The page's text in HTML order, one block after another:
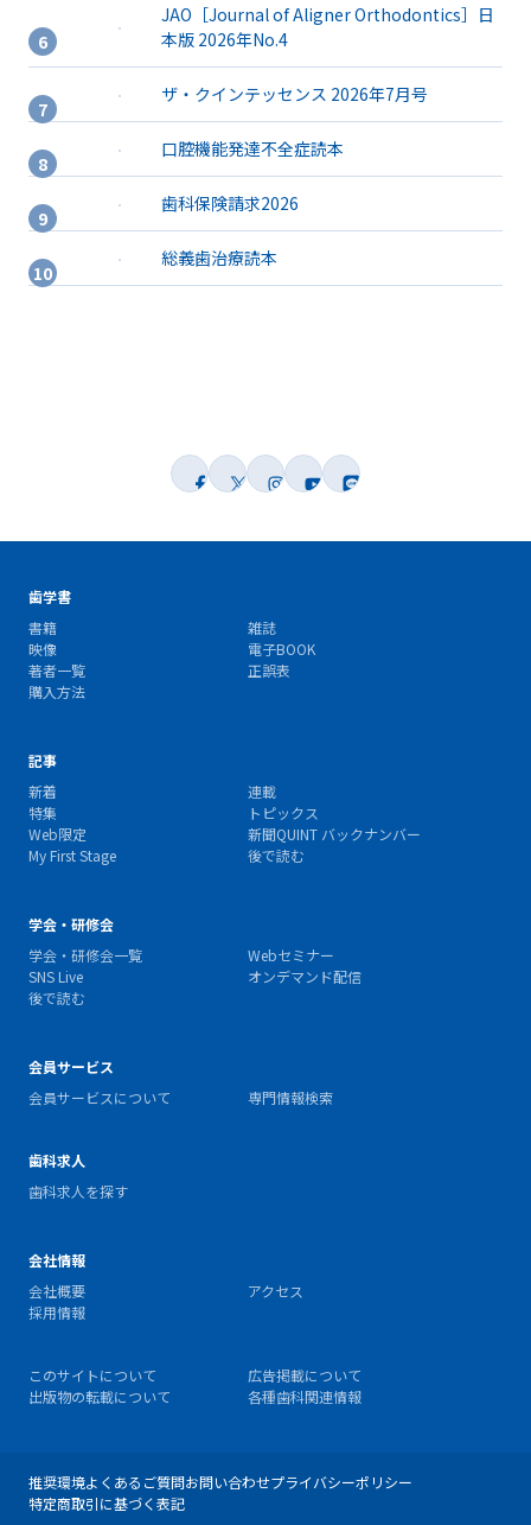
JAO［Journal of Aligner Orthodontics］日
本版 2026年No.4
ザ・クインテッセンス 2026年7月号
口腔機能発達不全症読本
歯科保険請求2026
総義歯治療読本
歯学書
書籍
雑誌
映像
電子BOOK
著者一覧
正誤表
購入方法
記事
新着
連載
特集
トピックス
Web限定
新聞QUINT バックナンバー
My First Stage
後で読む
学会・研修会
学会・研修会一覧
Webセミナー
SNS Live
オンデマンド配信
後で読む
会員サービス
会員サービスについて
専門情報検索
歯科求人
歯科求人を探す
会社情報
会社概要
アクセス
採用情報
このサイトについて
広告掲載について
出版物の転載について
各種歯科関連情報
推奨環境よくあるご質問お問い合わせプライバシーポリシー
特定商取引に基づく表記